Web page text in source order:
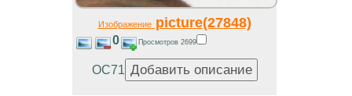
Изображениеpicture(27848)
0 Просмотров 2699
OC71